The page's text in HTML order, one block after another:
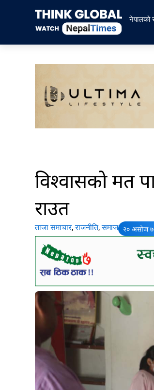
नेपालको
विश्वासकाे मत
राउत
ताजा समाचार,राजनीति,समाज २० असोज